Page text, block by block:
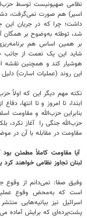
نظامی صهیونیست توسط
اسیر) هم صورت نمی‌گرفت،
داشت؛ چرا که در جریان این
شد، توطئه به‌وضوح بر همگان
بر همین اساس هم
شاید این یک نعمت از جانب
هوشیار کند و همچنین نقشه
این روند (عملیات اسارت)
نکته مهم دیگر این که اولاً
ابتدا، تا امروز و تا انتها،
بنابراین حزب‌الله و مقاومت
حزب‌الله جنگی را آغاز نکرد،
مقاومت در مقابله با آن در
آیا مقاومت کاملاً مطمئن
لبنان تجاوز نظامی خواهند کرد
وفیق صفا: نمی‌دانم از وقوع
است که به‌محض وقوع
اسرائیل نیز بیانیه‌هایی
پشت‌پرده‌ای که برایش آماده